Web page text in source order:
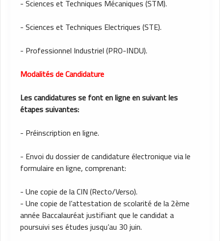
- Sciences et Techniques Mécaniques (STM).
- Sciences et Techniques Electriques (STE).
- Professionnel Industriel (PRO-INDU).
Modalités de Candidature
Les candidatures se font en ligne en suivant les
étapes suivantes:
- Préinscription en ligne.
- Envoi du dossier de candidature électronique via le
formulaire en ligne, comprenant:
- Une copie de la CIN (Recto/Verso).
- Une copie de l’attestation de scolarité de la 2ème
année Baccalauréat justifiant que le candidat a
poursuivi ses études jusqu’au 30 juin.